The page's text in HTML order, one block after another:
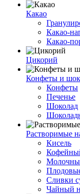
Какао
Какао-
Какао-
Цикорий
Конфеты и
Конфеты
Печенье
Шоколад
Растворимые
Кисель
Сливки
Чайный